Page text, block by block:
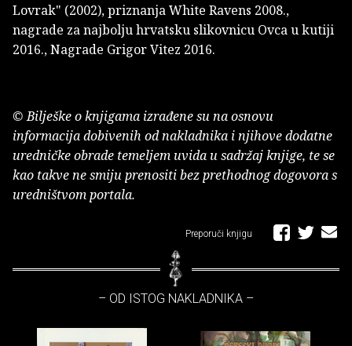
Lovrak" (2002), priznanja White Ravens 2008.,
nagrade za najbolju hrvatsku slikovnicu Ovca u kutiji
2016., Nagrade Grigor Vitez 2016.
© Bilješke o knjigama izrađene su na osnovu
informacija dobivenih od nakladnika i njihove dodatne
uredničke obrade temeljem uvida u sadržaj knjige, te se
kao takve ne smiju prenositi bez prethodnog dogovora s
uredništvom portala.
Preporuči knjigu
– OD ISTOG NAKLADNIKA –